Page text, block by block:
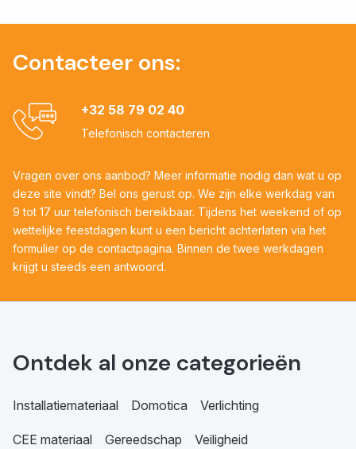
Contacteer ons:
+32 58 79 02 40
Telefonisch contacteren
Vragen over ons aanbod? Meer informatie nodig dan wat u op
deze site vindt? Bel ons gerust op. We zijn elke werkdag van
9 tot 17 uur telefonisch bereikbaar. Tijdens het weekend of op
wettelijke feestdagen kunt u een bericht achterlaten via het
formulier op de contactpagina. Binnen de twee werkdagen
krijgt u steeds een antwoord.
Ontdek al onze categorieën
Installatiemateriaal Domotica Verlichting
CEE materiaal Gereedschap Veiligheid